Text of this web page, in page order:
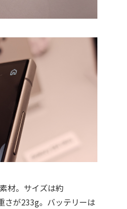
材。サイズは約
が233g。バッテリーは